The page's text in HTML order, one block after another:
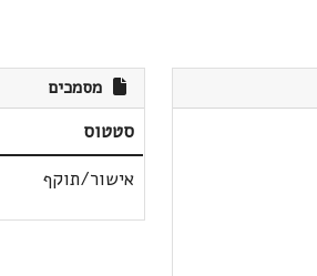
מסמכים
סטטוס
אישור/תוקף